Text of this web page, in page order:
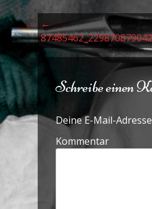
Beitrags
←
Schreibe einen
Deine E-Mail-
Kommentar